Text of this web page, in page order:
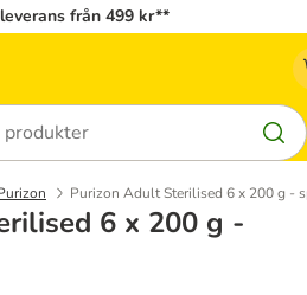
från 499 kr**
Purizon Adult Sterilised 6 x 200 g -
6 x 200 g -